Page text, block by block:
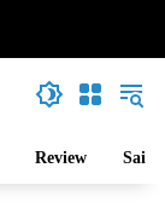
Review Sains